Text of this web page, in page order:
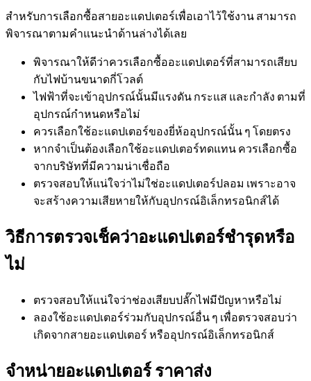
สำหรับการเลือกซื้อสายอะแดปเตอร์เพื่อเอาไว้ใช้งาน สามารถ
พิจารณาตามคำแนะนำด้านล่างได้เลย
พิจารณาให้ดีว่าควรเลือกซื้ออะแดปเตอร์ที่สามารถเสียบ
กับไฟบ้านขนาดกี่โวลต์
ไฟฟ้าที่จะเข้าอุปกรณ์นั้นมีแรงดัน กระแส และกำลัง ตามที่
อุปกรณ์กำหนดหรือไม่
ควรเลือกใช้อะแดปเตอร์ของยี่ห้ออุปกรณ์นั้น ๆ โดยตรง
หากจำเป็นต้องเลือกใช้อะแดปเตอร์ทดแทน ควรเลือกซื้อ
จากบริษัทที่มีความน่าเชื่อถือ
ตรวจสอบให้แน่ใจว่าไม่ใช่อะแดปเตอร์ปลอม เพราะอาจ
จะสร้างความเสียหายให้กับอุปกรณ์อิเล็กทรอนิกส์ได้
วิธีการตรวจเช็คว่าอะแดปเตอร์ชำรุดหรือ
ไม่
ตรวจสอบให้แน่ใจว่าช่องเสียบปลั๊กไฟมีปัญหาหรือไม่
ลองใช้อะแดปเตอร์ร่วมกับอุปกรณ์อื่น ๆ เพื่อตรวจสอบว่า
เกิดจากสายอะแดปเตอร์ หรืออุปกรณ์อิเล็กทรอนิกส์
จำหน่ายอะแดปเตอร์ ราคาส่ง